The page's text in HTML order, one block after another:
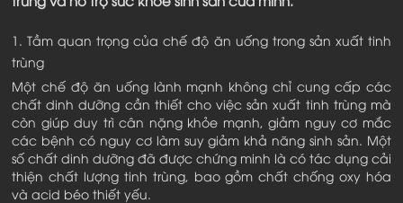
1. Tầm quan trọng của chế độ ăn uống trong sản xuất tinh
trùng
Một chế độ ăn uống lành mạnh không chỉ cung cấp các
chất dinh dưỡng cần thiết cho việc sản xuất tinh trùng mà
còn giúp duy trì cân nặng khỏe mạnh, giảm nguy cơ mắc
các bệnh có nguy cơ làm suy giảm khả năng sinh sản. Một
số chất dinh dưỡng đã được chứng minh là có tác dụng cải
thiện chất lượng tinh trùng, bao gồm chất chống oxy hóa
và acid béo thiết yếu.